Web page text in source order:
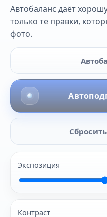
Автобаланс даёт
только те правки,
фото.
Экспозиция
Контраст